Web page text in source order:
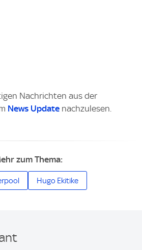
Nachrichten aus der
News Update nachzulesen.
zum Thema:
Hugo Ekitike